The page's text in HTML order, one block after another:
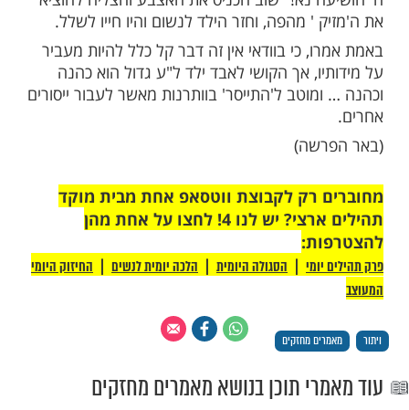
שמעתי ממרא דעובדא, מה דבדידיה הוי
ואף זה בעסקי בנייה. ששכנו רצה
חדר נוסף לביתו אך הוא לא הסכים,
לדין תורה, ואכן בשבוע שעבר עלו השניים
ושטחו את טענותיהם.
אמר לו הדיין שליט"א: "כדאי לך לוותר"…
"אם הרב אומר שכדאי לי לוותר, הריני מושך
ותביעותיי", ומיד חתם שהוא מאשר
מצא את בנו בן השנה שוכב על הארץ
שחורות מחוסר אוויר לנשימה, אחר שנחנק
(המסוכנים לתינוקות לבליעה מבלי מציצה
הכדור, אך שוד ושבר… בזה דחף את הכדור